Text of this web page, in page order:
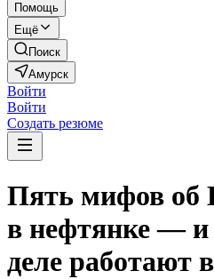
Помощь
Ещё
Поиск
Амурск
Войти
Войти
Создать резюме
Пять мифов об
в нефтянке — и
деле работают